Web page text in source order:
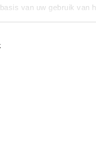
van uw gebruik van